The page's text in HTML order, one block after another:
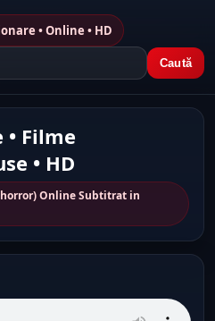
• Online • HD
Caută
Filme
• HD
Online Subtitrat in